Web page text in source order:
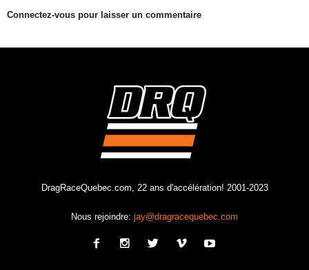
Connectez-vous pour laisser un commentaire
DragRaceQuebec.com, 22 ans d'accélération! 2001-2023
Nous rejoindre: jay@dragracequebec.com